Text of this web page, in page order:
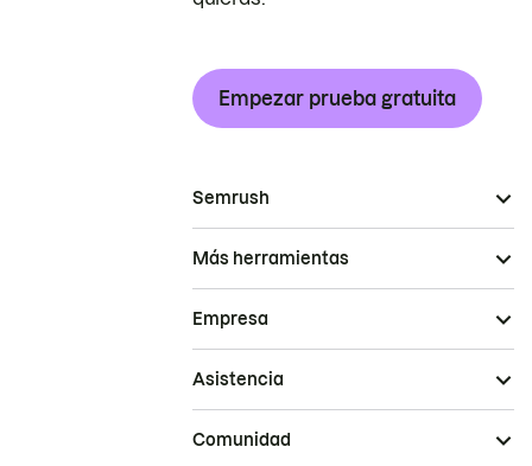
Empezar prueba gratuita
Semrush
Más herramientas
Empresa
Asistencia
Comunidad